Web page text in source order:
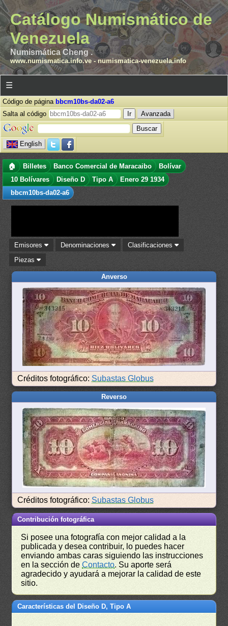
Catálogo Numismático de
Venezuela
Numismática Cheng .
www.numismatica.info.ve- numismatica-venezuela.info
☰
Código de página bbcm10bs-da02-a6
Salta al código
Avanzada
English
🏠 Billetes Banco Comercial de Maracaibo
Bolívar
10 Bolívares
Diseño D Tipo A
Enero 29 1934
bbcm10bs-da02-a6
Emisores Denominaciones
Clasificaciones
Piezas
Anverso
Créditos fotográfico: Subastas Globus
Reverso
Créditos fotográfico: Subastas Globus
Contribución fotográfica
Si posee una fotografía con mejor calidad a la
publicada y desea contribuir, lo puedes hacer
enviando ambas caras siguiendo las instrucciones
en la sección deContacto. Su aporte será
agradecido y ayudará a mejorar la calidad de este
sitio.
Características del Diseño D, Tipo A